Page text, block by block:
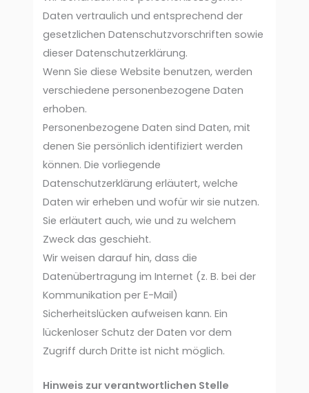
Daten vertraulich und entsprechend der
gesetzlichen Datenschutzvorschriften sowie
dieser Datenschutzerklärung.
Wenn Sie diese Website benutzen, werden
verschiedene personenbezogene Daten
erhoben.
Personenbezogene Daten sind Daten, mit
denen Sie persönlich identifiziert werden
können. Die vorliegende
Datenschutzerklärung erläutert, welche
Daten wir erheben und wofür wir sie nutzen.
Sie erläutert auch, wie und zu welchem
Zweck das geschieht.
Wir weisen darauf hin, dass die
Datenübertragung im Internet (z. B. bei der
Kommunikation per E-Mail)
Sicherheitslücken aufweisen kann. Ein
lückenloser Schutz der Daten vor dem
Zugriff durch Dritte ist nicht möglich.
Hinweis zur verantwortlichen Stelle